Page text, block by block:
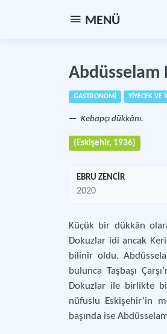
MENÜ
Abdüsselam
GASTRONOMİ YİYECEK VE
Kebapçı dükkânı.
(Eskişehir, 1936)
EBRU ZENCİR
2020
Küçük bir dükkân
Dokuzlar idi ancak
bilinir oldu.
bulunca Taşbaşı
Dokuzlar ile birlikte
nüfuslu Eskişehir’in
başında ise